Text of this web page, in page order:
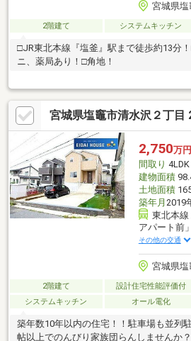
宮城県塩
2階建て システムキッチン
□JR東北本線『塩釜』駅まで徒歩約13分
ニ、薬局あり！□角地！
宮城県塩竈市清水沢２丁目
2,750万円
間取り 4LDK
建物面積
土地面積
築年月 2019
東北本線
アパート前
その他の交通
宮城県塩
2階建て 設計住宅性能評価付
システムキッチン
オール電化
築年数10年以内の住宅！！駐車場も並列
帖以上でのんびり家族団らんしませんか？